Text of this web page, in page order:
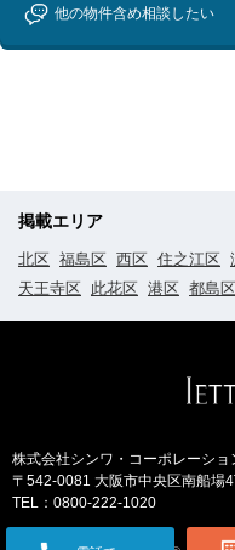
他の物件含め相談したい
掲載エリア
北区 福島区 西区 住之江区
天王寺区
此花区 港区 都島区
株式会社シンワ・コーポレーショ
〒542-0081 大阪市中央区南船場
TEL：0800-222-1020